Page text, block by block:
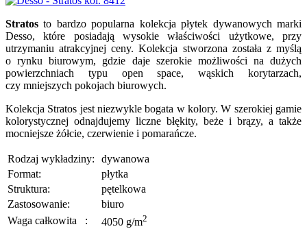
Stratos to bardzo popularna kolekcja płytek dywanowych marki
Desso, które posiadają wysokie właściwości użytkowe, przy
utrzymaniu atrakcyjnej ceny. Kolekcja stworzona została z myślą
o rynku biurowym, gdzie daje szerokie możliwości na dużych
powierzchniach typu open space, wąskich korytarzach,
czy mniejszych pokojach biurowych.
Kolekcja Stratos jest niezwykle bogata w kolory. W szerokiej gamie
kolorystycznej odnajdujemy liczne błękity, beże i brązy, a także
mocniejsze żółcie, czerwienie i pomarańcze.
Rodzaj wykładziny:
dywanowa
Format:
płytka
Struktura:
pętelkowa
Zastosowanie:
biuro
Waga całkowita : 4050 g/m2